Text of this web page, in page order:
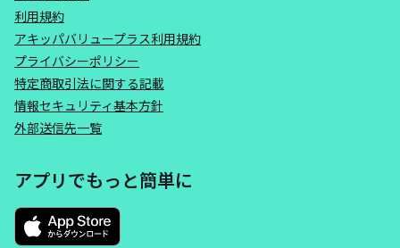
利用規約
アキッパバリュープラス利用規約
プライバシーポリシー
特定商取引法に関する記載
情報セキュリティ基本方針
外部送信先一覧
アプリでもっと簡単に